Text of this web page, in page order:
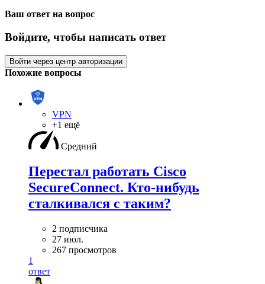
Ваш ответ на вопрос
Войдите, чтобы написать ответ
Войти через центр авторизации
Похожие вопросы
VPN
+1 ещё
Средний
Перестал работать Cisco
SecureConnect. Кто-нибудь
сталкивался с таким?
2 подписчика
27 июл.
267 просмотров
1
ответ